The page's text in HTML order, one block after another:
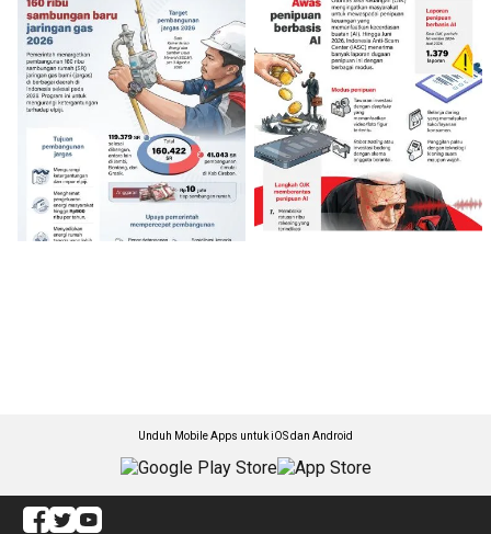
Unduh Mobile Apps untuk iOS dan Android